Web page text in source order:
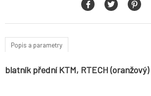
Popis a parametry
blatník přední KTM, RTECH (oranžový)